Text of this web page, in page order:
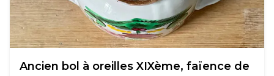
Ancien bol à oreilles XIXème, faïence de